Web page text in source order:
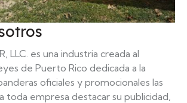
LLC. es una industria creada al
de Puerto Rico dedicada a la
oficiales y promocionales las
toda empresa destacar su publicidad,